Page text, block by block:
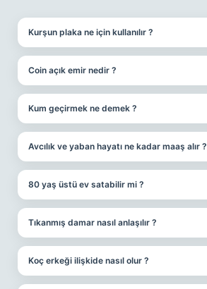
Kurşun plaka ne için kullanılır ?
Coin açık emir nedir ?
Kum geçirmek ne demek ?
Avcılık ve yaban hayatı ne kadar maaş alır ?
80 yaş üstü ev satabilir mi ?
Tıkanmış damar nasıl anlaşılır ?
Koç erkeği ilişkide nasıl olur ?